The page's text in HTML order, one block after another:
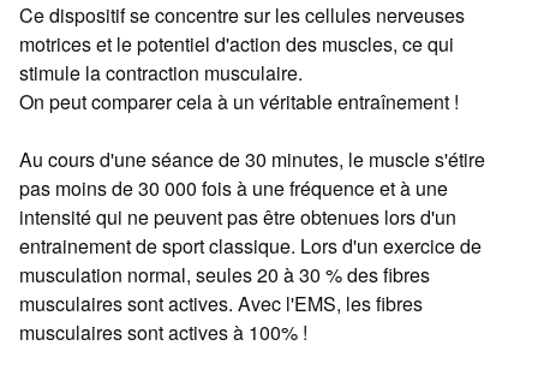
Ce dispositif se concentre sur les cellules nerveuses
motrices et le potentiel d'action des muscles, ce qui
stimule la contraction musculaire.
On peut comparer cela à un véritable entraînement !
Au cours d'une séance de 30 minutes, le muscle s'étire
pas moins de 30 000 fois à une fréquence et à une
intensité qui ne peuvent pas être obtenues lors d'un
entrainement de sport classique. Lors d'un exercice de
musculation normal, seules 20 à 30 % des fibres
musculaires sont actives. Avec l'EMS, les fibres
musculaires sont actives à 100% !